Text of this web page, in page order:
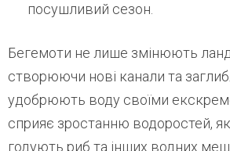
посушливий сезон.
Бегемоти не лише змінюють
створюючи нові канали та
удобрюють воду своїми
сприяє зростанню водоростей,
годують риб та інших водних